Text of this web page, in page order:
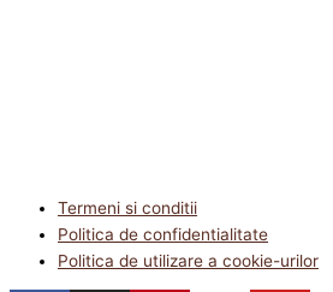
Termeni si conditii
Politica de confidentialitate
Politica de utilizare a cookie-urilor